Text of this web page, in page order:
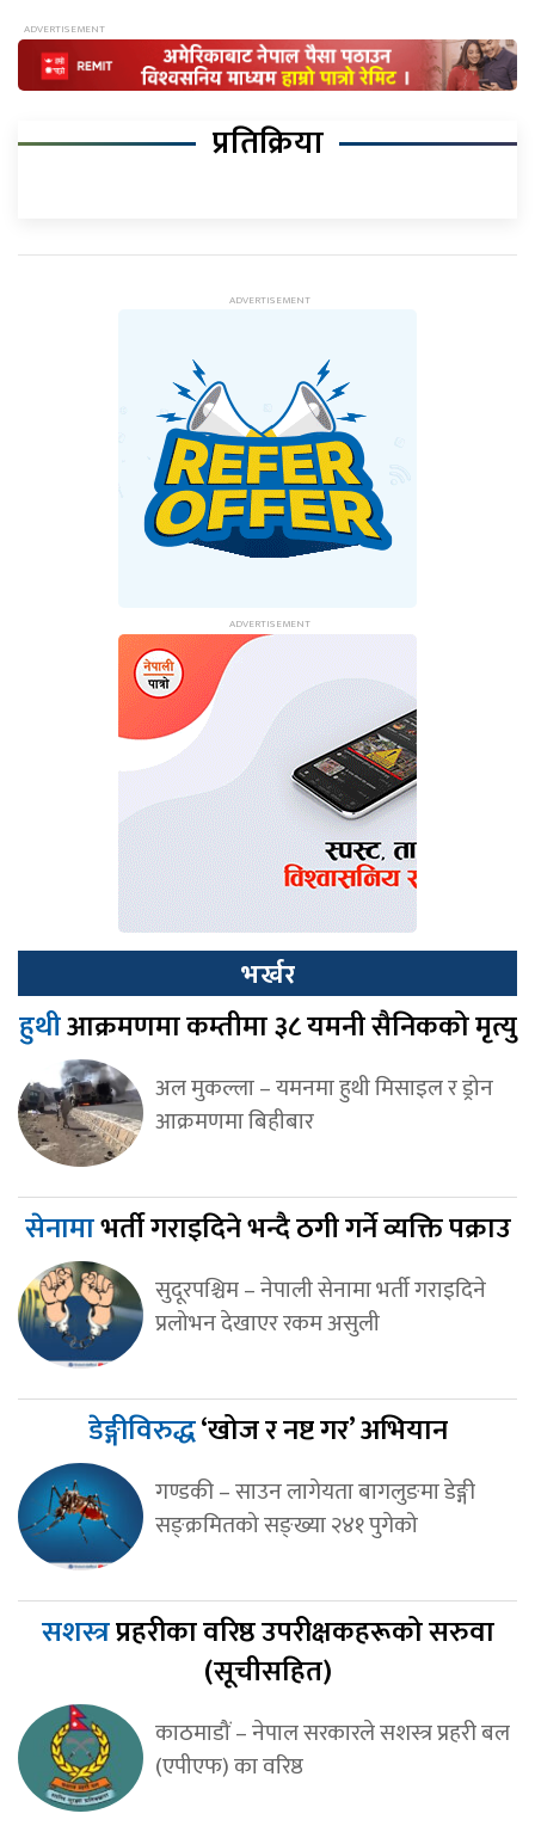
प्रतिक्रिया
भर्खर
हुथीआक्रमणमा कम्तीमा ३८ यमनी सैनिकको मृत्यु
अल मुकल्ला – यमनमा हुथी मिसाइल र ड्रोन
आक्रमणमा बिहीबार
सेनामाभर्ती गराइदिने भन्दै ठगी गर्ने व्यक्ति पक्राउ
सुदूरपश्चिम – नेपाली सेनामा भर्ती गराइदिने
प्रलोभन देखाएर रकम असुली
डेङ्गीविरुद्ध‘खोज र नष्ट गर’ अभियान
गण्डकी – साउन लागेयता बागलुङमा डेङ्गी
सङ्क्रमितको सङ्ख्या २४१ पुगेको
सशस्त्रप्रहरीका वरिष्ठ उपरीक्षकहरूको सरुवा
(सूचीसहित)
काठमाडौं – नेपाल सरकारले सशस्त्र प्रहरी बल
(एपीएफ) का वरिष्ठ